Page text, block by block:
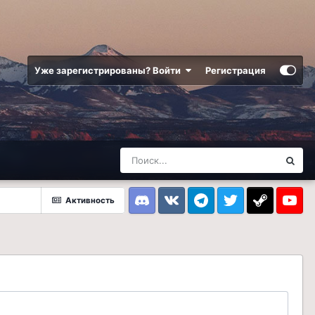
Уже зарегистрированы? Войти Регистрация
Активность
DiscordVK TelegramTwitter Steam